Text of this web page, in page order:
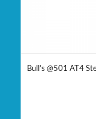
Bull’s @501 AT4